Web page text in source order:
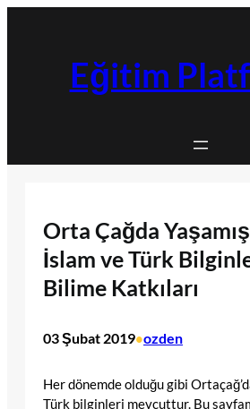
Eğitim
Orta Çağda
İslam ve Türk
Bilime Katkıları
03 Şubat 2019•ozden
Her dönemde olduğu gibi
Türk bilginleri mevcuttur. Bu